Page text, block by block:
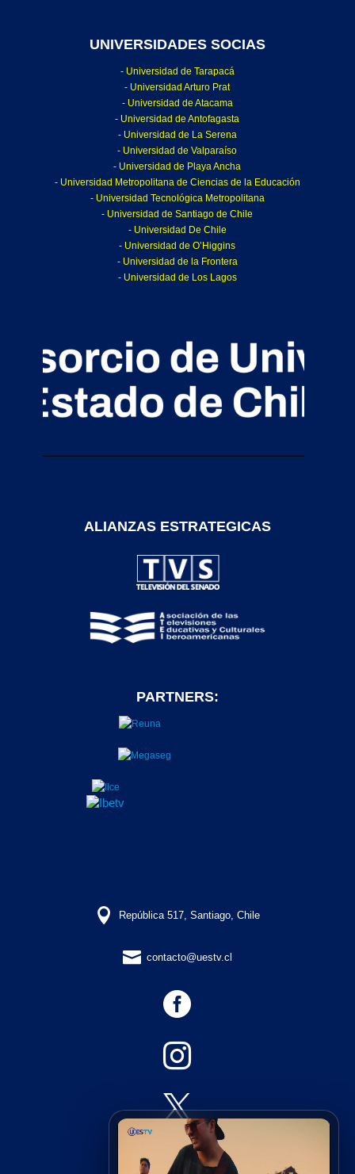
UNIVERSIDADES SOCIAS
- Universidad de Tarapacá
- Universidad Arturo Prat
- Universidad de Atacama
- Universidad de Antofagasta
- Universidad de La Serena
- Universidad de Valparaíso
- Universidad de Playa Ancha
- Universidad Metropolitana de Ciencias de la Educación
- Universidad Tecnológica Metropolitana
- Universidad de Santiago de Chile
- Universidad De Chile
- Universidad de O’Higgins
- Universidad de la Frontera
- Universidad de Los Lagos
ALIANZAS ESTRATEGICAS
PARTNERS:
 República 517, Santiago, Chile
 contacto@uestv.cl



